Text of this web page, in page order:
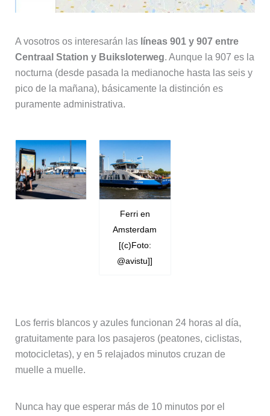
A vosotros os interesarán las líneas 901 y 907 entre
Centraal Station y Buiksloterweg. Aunque la 907 es la
nocturna (desde pasada la medianoche hasta las seis y
pico de la mañana), básicamente la distinción es
puramente administrativa.
Ferri en
Amsterdam
[(c)Foto:
@avistu]]
Los ferris blancos y azules funcionan 24 horas al día,
gratuitamente para los pasajeros (peatones, ciclistas,
motocicletas), y en 5 relajados minutos cruzan de
muelle a muelle.
Nunca hay que esperar más de 10 minutos por el